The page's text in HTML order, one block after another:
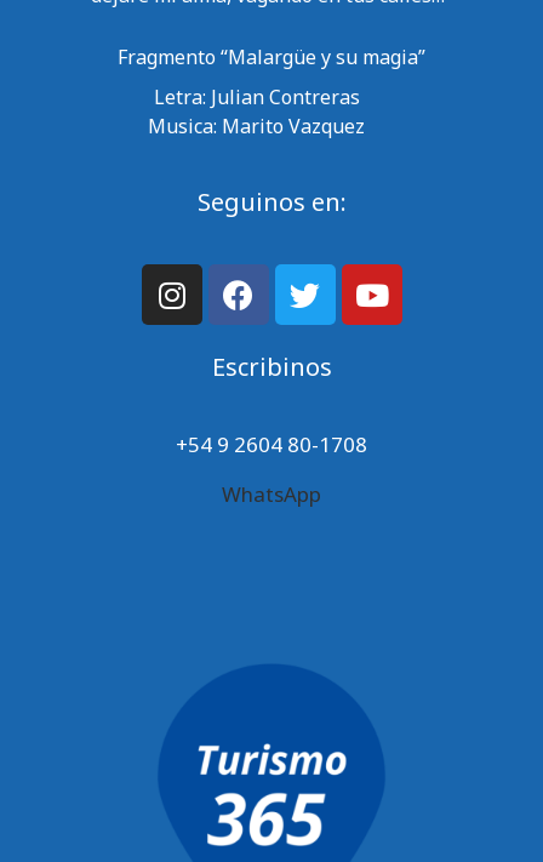
Fragmento “Malargüe y su magia”
Letra: Julian Contreras
Musica: Marito Vazquez
Seguinos en:
Escribinos
+54 9 2604 80-1708
WhatsApp